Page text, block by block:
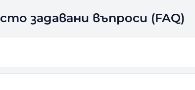
задавани въпроси (FAQ)